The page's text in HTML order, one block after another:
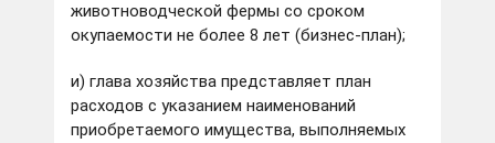
животноводческой фермы со сроком
окупаемости не более 8 лет (бизнес-план);
и) глава хозяйства представляет план
расходов с указанием наименований
приобретаемого имущества, выполняемых